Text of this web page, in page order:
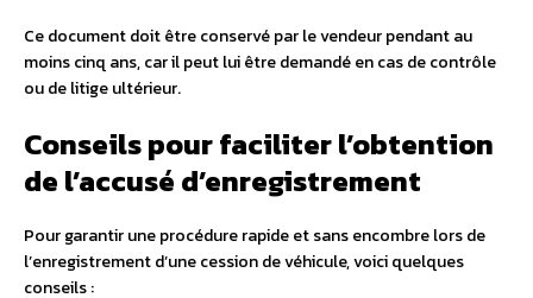
Ce document doit être conservé par le vendeur pendant au
moins cinq ans, car il peut lui être demandé en cas de contrôle
ou de litige ultérieur.
Conseils pour faciliter l’obtention
de l’accusé d’enregistrement
Pour garantir une procédure rapide et sans encombre lors de
l’enregistrement d’une cession de véhicule, voici quelques
conseils :